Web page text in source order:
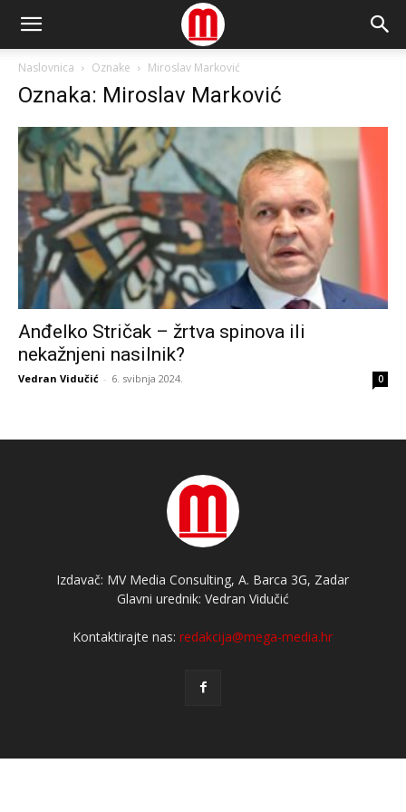
Naslovnica Oznake Miroslav Marković
Oznaka: Miroslav Marković
Anđelko Stričak – žrtva spinova ili
nekažnjeni nasilnik?
Vedran Vidučić - 6. svibnja 2024. 0
Izdavač: MV Media Consulting, A. Barca 3G, Zadar
Glavni urednik: Vedran Vidučić
Kontaktirajte nas:redakcija@mega-media.hr